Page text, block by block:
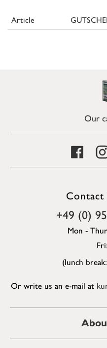
Article
Our
+49 (0)
Mon -
(lunch
Or write us an e-mail at